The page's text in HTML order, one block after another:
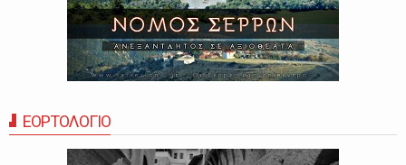
ΕΟΡΤΟΛΟΓΙΟ